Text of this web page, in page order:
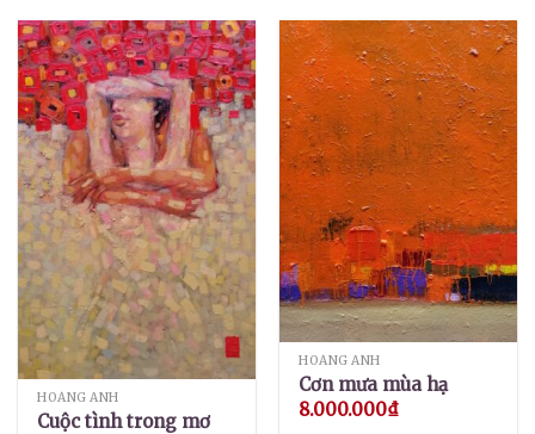
HOÀNG ANH
Cuộc tình trong mơ
HOÀNG ANH
Cơn mưa mùa hạ
8.000.000₫